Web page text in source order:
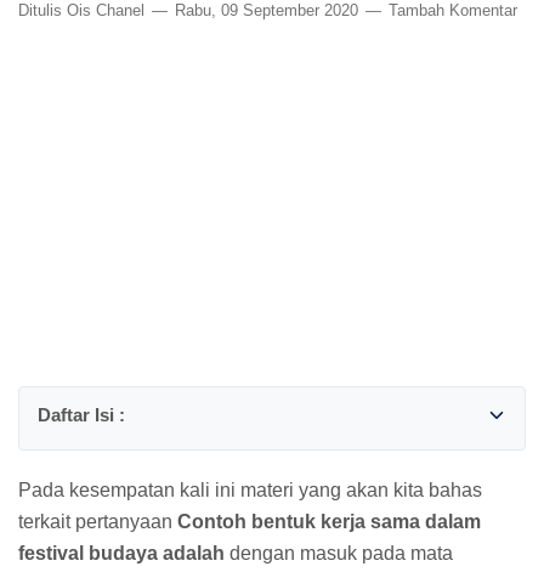
Ditulis Ois Chanel Rabu, 09 September 2020 Tambah Komentar
Pada kesempatan kali ini materi yang akan kita bahas
terkait pertanyaan Contoh bentuk kerja sama dalam
festival budaya adalah dengan masuk pada mata